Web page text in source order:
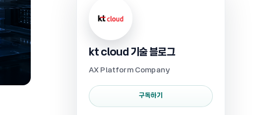
kt cloud 기술 블로그
AX Platform Company
구독하기